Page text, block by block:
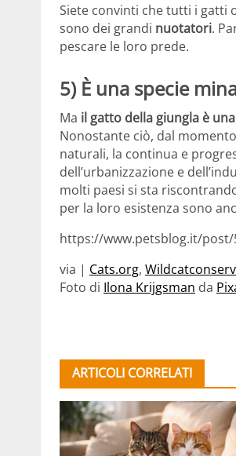
Siete convinti che tutti i gatti
sono dei grandi nuotatori.
pescare le loro prede.
5) È una specie
Ma il gatto della giungla è
Nonostante ciò, dal
naturali, la continua e
dell’urbanizzazione e
molti paesi si sta
per la loro esistenza sono
https://www.petsblog.it/
via | Cats.org,
Foto di Ilona Krijgsman da
ARTICOLI CORRELATI